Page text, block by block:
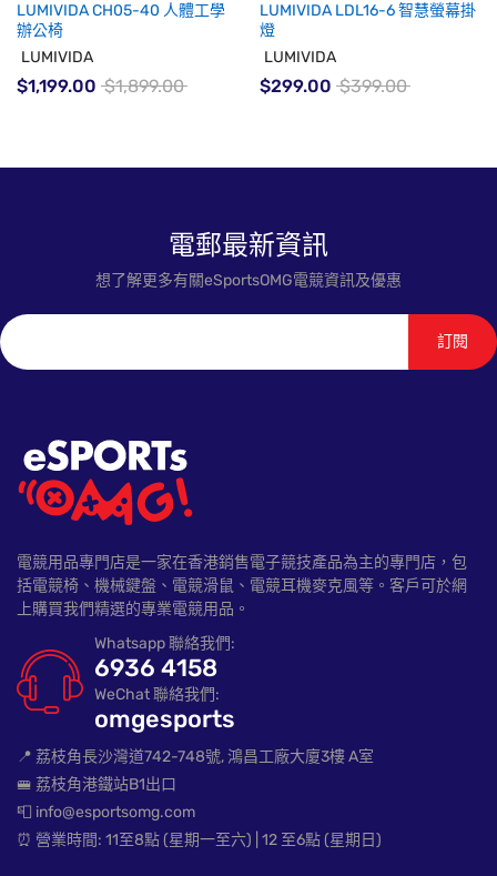
LUMIVIDA CH05-40 人體工學
辦公椅
LUMIVIDA
$1,199.00 $1,899.00
LUMIVIDA LDL16-6 智慧螢幕掛
燈
LUMIVIDA
$299.00 $399.00
電郵最新資訊
想了解更多有關eSportsOMG電競資訊及優惠
訂閱
電競用品專門店是一家在香港銷售電子競技產品為主的專門店，包
括電競椅、機械鍵盤、電競滑鼠、電競耳機麥克風等。客戶可於網
上購買我們精選的專業電競用品。
Whatsapp 聯絡我們:
6936 4158
WeChat 聯絡我們:
omgesports
📍 荔枝角長沙灣道742-748號, 鴻昌工廠大廈3樓 A室
🚝 荔枝角港鐵站B1出口
📮 info@esportsomg.com
⏰ 營業時間: 11至8點 (星期一至六) | 12 至6點 (星期日)